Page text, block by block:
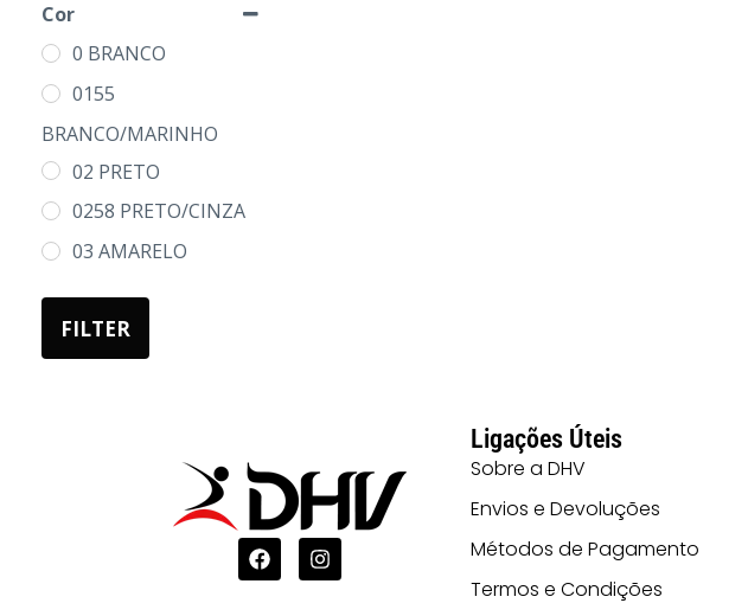
S
M
L
XL
2XL
3XL
5XL
Cor
0 BRANCO
0155
BRANCO/MARINHO
02 PRETO
0258 PRETO/CINZA
03 AMARELO
05 AZUL
0501 AZUL E
FILTER
Ligações Úteis
Sobre a DHV
Envios e Devoluções
Métodos de Pagamento
Termos e Condições